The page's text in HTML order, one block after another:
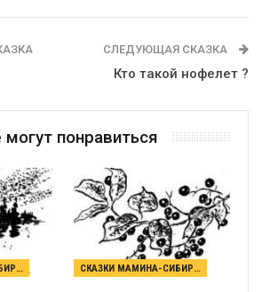
СЛЕДУЮЩАЯ СКАЗКА
Кто такой нофелет ?
понравиться
СКАЗКИ МАМИНА-СИБИРЯКА СКАЗКИ МАМИНА-СИБИРЯКА